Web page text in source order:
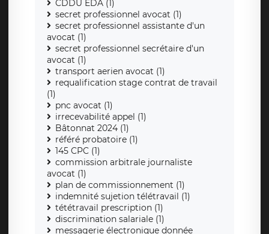
CDDU EDA (1)
secret professionnel avocat (1)
secret professionnel assistante d'un
avocat (1)
secret professionnel secrétaire d'un
avocat (1)
transport aerien avocat (1)
requalification stage contrat de travail
(1)
pnc avocat (1)
irrecevabilité appel (1)
Bâtonnat 2024 (1)
référé probatoire (1)
145 CPC (1)
commission arbitrale journaliste
avocat (1)
plan de commissionnement (1)
indemnité sujetion télétravail (1)
tététravail prescription (1)
discrimination salariale (1)
messagerie électronique donnée